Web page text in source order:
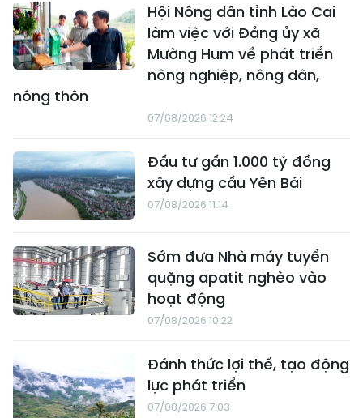
Hội Nông dân tỉnh Lào Cai
làm việc với Đảng ủy xã
Mường Hum về phát triển
nông nghiệp, nông dân,
nông thôn
07/08/2026 12:24
Đầu tư gần 1.000 tỷ đồng
xây dựng cầu Yên Bái
07/08/2026 11:14
Sớm đưa Nhà máy tuyển
quặng apatit nghèo vào
hoạt động
07/08/2026 10:22
Đánh thức lợi thế, tạo động
lực phát triển
07/08/2026 7:03